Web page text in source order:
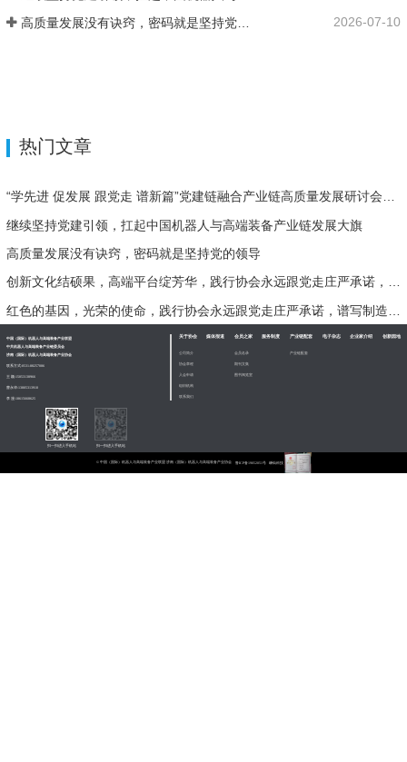
2026-07-10
热门文章
“学先进 促发展 跟党走 谱新篇”党建链融合产业链高质量发展研讨会在济南二机床集团成功举办
继续坚持党建引领，扛起中国机器人与高端装备产业链发展大旗
高质量发展没有诀窍，密码就是坚持党的领导
创新文化结硕果，高端平台绽芳华，践行协会永远跟党走庄严承诺，谱写制造强国创一流时代华章！
中国（国际）机器人与高端装备产业联盟
中共机器人与高端装备产业链委员会
济南（国际）机器人与高端装备产业协会
联系方式:0531-88257086
王 颖:15053138966
曹永华:13805313910
李 漫:18615668625
扫一扫进入手机站 扫一扫进入手机站
关于协会
公司简介
协会章程
入会申请
组织机构
联系我们
媒体报道 会员之家
会员名录
期刊文集
图书阅览室
服务制度 产业链配套
产业链配套
电子杂志 企业家介绍 创新园地
© 中国（国际）机器人与高端装备产业联盟 济南（国际）机器人与高端装备产业协会 鲁ICP备19052051号 嵊灿科技